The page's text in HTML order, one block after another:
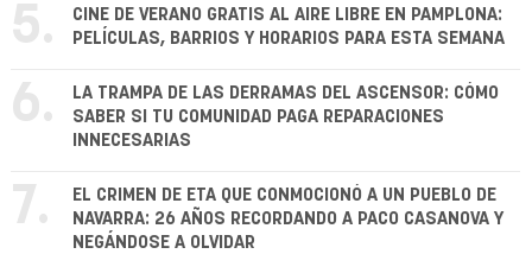
5.
CINE DE VERANO GRATIS AL AIRE LIBRE EN PAMPLONA:
PELÍCULAS, BARRIOS Y HORARIOS PARA ESTA SEMANA
6.
LA TRAMPA DE LAS DERRAMAS DEL ASCENSOR: CÓMO
SABER SI TU COMUNIDAD PAGA REPARACIONES
INNECESARIAS
7.
EL CRIMEN DE ETA QUE CONMOCIONÓ A UN PUEBLO DE
NAVARRA: 26 AÑOS RECORDANDO A PACO CASANOVA Y
NEGÁNDOSE A OLVIDAR